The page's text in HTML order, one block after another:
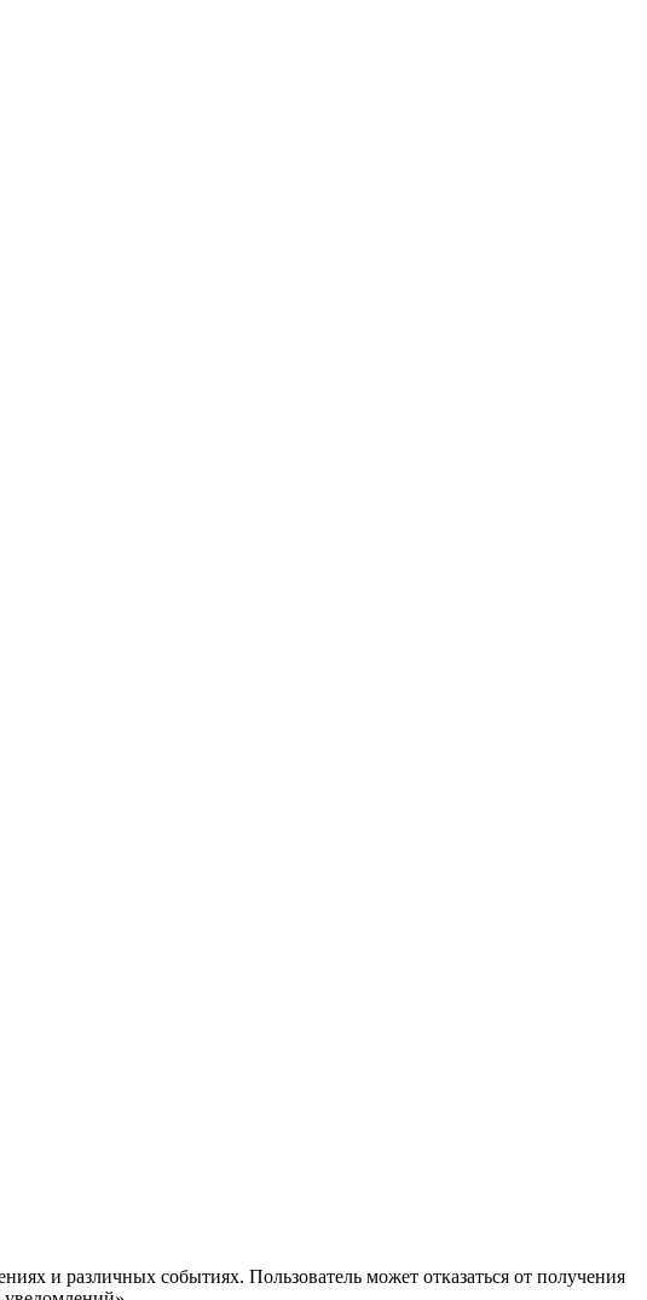
и различных событиях. Пользователь может отказаться от получения